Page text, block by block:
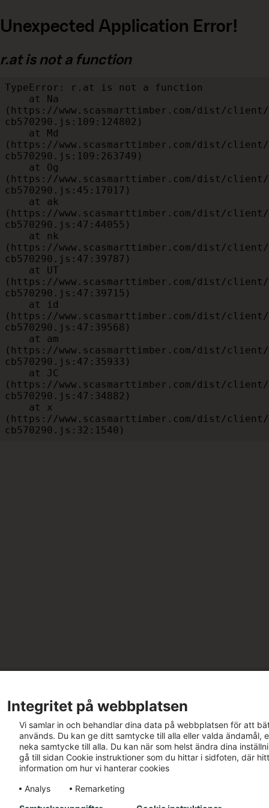
Unexpected Application Error!
r.at is not a function
TypeError: r.at is not a function
(https://www.scasmarttimber.com/dist/
cb570290.js:109:124802)
(https://www.scasmarttimber.com/dist/
cb570290.js:109:263749)
(https://www.scasmarttimber.com/dist/
cb570290.js:45:17017)
(https://www.scasmarttimber.com/dist/
cb570290.js:47:44055)
(https://www.scasmarttimber.com/dist/
cb570290.js:47:39787)
(https://www.scasmarttimber.com/dist/
cb570290.js:47:39715)
(https://www.scasmarttimber.com/dist/
cb570290.js:47:39568)
(https://www.scasmarttimber.com/dist/
cb570290.js:47:35933)
(https://www.scasmarttimber.com/dist/
cb570290.js:47:34882)
(https://www.scasmarttimber.com/dist/
cb570290.js:32:1540)
Integritet på webbplatsen
Vi samlar in och behandlar dina data på webbplatsen för att
används. Du kan ge ditt samtycke till alla eller valda ändamål,
neka samtycke till alla. Du kan när som helst ändra dina
gå till sidan Cookie instruktioner som du hittar i sidfoten, där
information om hur vi hanterar cookies
Analys
Remarketing